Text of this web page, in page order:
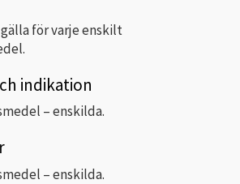
för varje enskilt
indikation
– enskilda.
– enskilda.